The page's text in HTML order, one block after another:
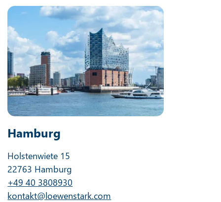
Hamburg
Holstenwiete 15
22763 Hamburg
+49 40 3808930
kontakt@loewenstark.com